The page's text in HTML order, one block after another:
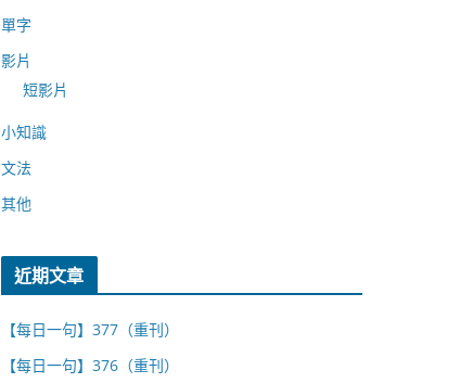
單字
影片
短影片
小知識
文法
其他
近期文章
【每日一句】377（重刊）
【每日一句】376（重刊）